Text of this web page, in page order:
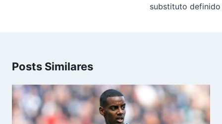
substituto definido
Posts Similares